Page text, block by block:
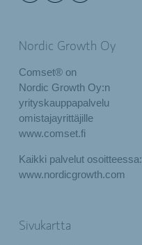
Nordic Growth Oy
Comset® on
Nordic Growth Oy:n
yrityskauppapalvelu
omistajayrittäjille
www.comset.fi
Kaikki palvelut osoitteessa:
www.nordicgrowth.com
Sivukartta